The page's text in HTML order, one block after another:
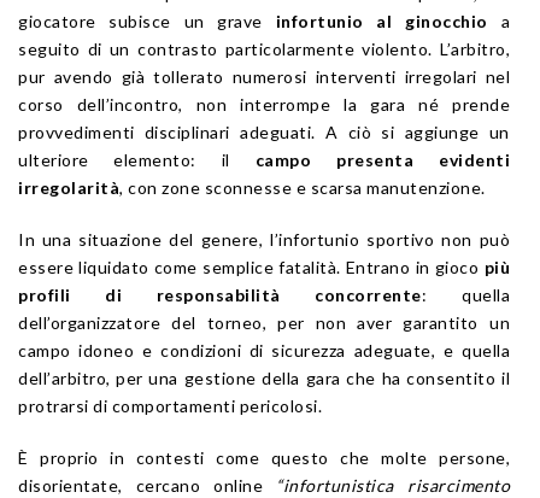
giocatore subisce un grave infortunio al ginocchio
a
seguito di un contrasto particolarmente violento. L’arbitro,
pur avendo già tollerato numerosi interventi irregolari nel
corso dell’incontro, non interrompe la gara né prende
provvedimenti disciplinari adeguati. A ciò si aggiunge un
ulteriore elemento: il campo presenta evidenti
irregolarità, con zone sconnesse e scarsa manutenzione.
In una situazione del genere, l’infortunio sportivo non può
essere liquidato come semplice fatalità. Entrano in gioco più
profili di responsabilità concorrente: quella
dell’organizzatore del torneo, per non aver garantito un
campo idoneo e condizioni di sicurezza adeguate, e quella
dell’arbitro, per una gestione della gara che ha consentito il
protrarsi di comportamenti pericolosi.
È proprio in contesti come questo che molte persone,
disorientate, cercano online “infortunistica risarcimento